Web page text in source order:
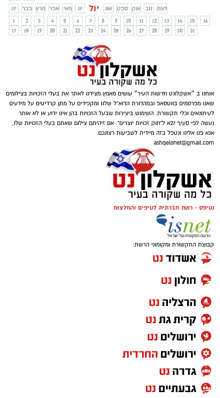
ינו
פבר מרץ אפר מאי יונ יול אוג ספט אוק נוב
דצמ
1
2 3 4 5 6 7 8 9 10 11 12 13 14 15
16
17
18 19 20 21 22 23 24 25 26 27 28 29 30 31
אנחנו ב ״אשקלונט חדשות העיר״ עושים מאמץ מצידנו לאתר את בעלי הזכויות בצילומים
שאנו מפרסמים בווטסאפ ובמהדורת הדוא"ל שלנו ומקפידים על מתן קרדיטים על מידעים
לעיתונאים וכלי תקשורת. השימוש ביצירות שבעל הזכויות בהן אינו ידוע או לא אותר
נעשה לפי סעיף 27א ל"חוק זכויות יוצרים". אם זיהיתם צילום שאתם בעלי הזכויות שלו,
אנא פנו אלינו ונטפל בזה מיידית לשביעות רצונכם.
ashqelonet@gmail.com
נטיפס - רשת חברתית לטיפים והמלצות
קבוצת התקשורת ומקומוני הרשת: